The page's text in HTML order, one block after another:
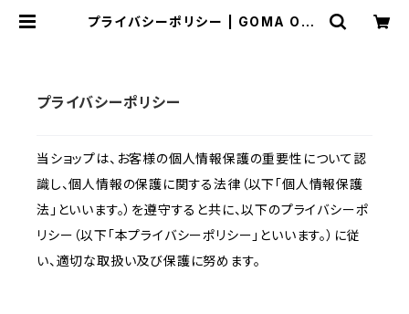
プライバシーポリシー | GOMA ONL
プライバシーポリシー
当ショップは、お客様の個人情報保護の重要性について認
識し、個人情報の保護に関する法律（以下「個人情報保護
法」といいます。）を遵守すると共に、以下のプライバシーポ
リシー（以下「本プライバシーポリシー」といいます。）に従
い、適切な取扱い及び保護に努めます。